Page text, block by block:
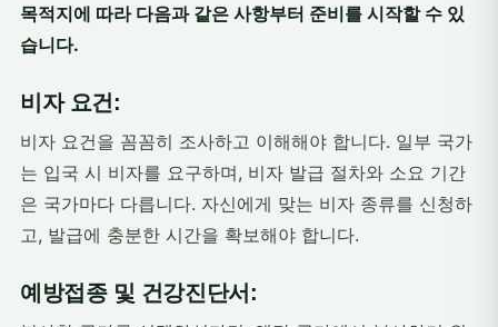
목적지에 따라 다음과 같은 사항부터 준비를 시작할 수 있
습니다.
비자 요건:
비자 요건을 꼼꼼히 조사하고 이해해야 합니다. 일부 국가
는 입국 시 비자를 요구하며, 비자 발급 절차와 소요 기간
은 국가마다 다릅니다. 자신에게 맞는 비자 종류를 신청하
고, 발급에 충분한 시간을 확보해야 합니다.
예방접종 및 건강진단서: